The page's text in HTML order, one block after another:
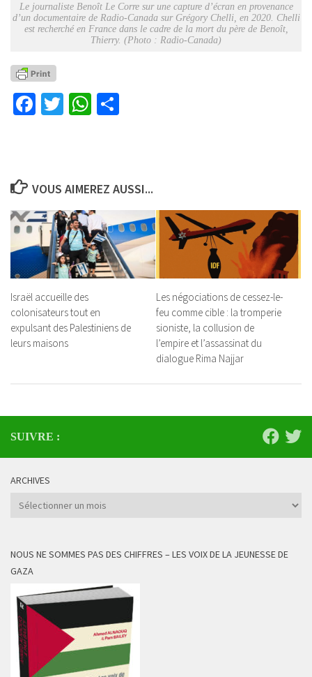
Le journaliste Benoît Le Corre sur une capture d’écran en provenance
d’un documentaire de Radio-Canada sur Grégory Chelli, en 2020. Chelli
est recherché en France dans le cadre de la mort du père de Benoît,
Thierry. (Photo : Radio-Canada)
Facebook
TwitterWhatsApp
VOUS AIMEREZ AUSSI...
Israël accueille des
colonisateurs tout en
expulsant des Palestiniens de
leurs maisons
Les négociations de cessez-le-
feu comme cible : la tromperie
sioniste, la collusion de
l’empire et l’assassinat du
dialogue Rima Najjar
SUIVRE :
ARCHIVES
Archives
NOUS NE SOMMES PAS DES CHIFFRES – LES VOIX DE LA JEUNESSE DE
GAZA